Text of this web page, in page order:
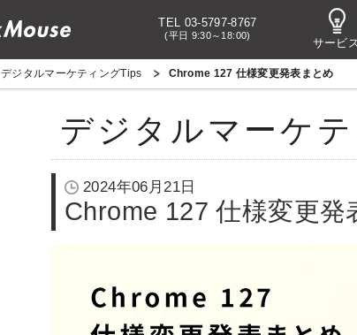
TEL 03-5797-8767
(平日 9:30～18:00)
サービ
デジタルマーケティングTips Chrome 127 仕様変更発表まとめ
デジタルマーケ
2024年06月21日
Chrome 127 仕様変更発